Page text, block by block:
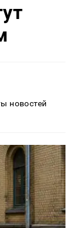
новостей